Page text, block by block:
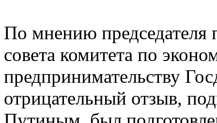
По мнению председателя
совета комитета по
предпринимательству
отрицательный отзыв,